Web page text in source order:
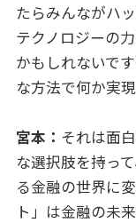
たらみんながハ
テクノロジーの
かもしれないで
な方法で何か実
宮本： それは面
な選択肢を持っ
る金融の世界に
ト」は金融の未